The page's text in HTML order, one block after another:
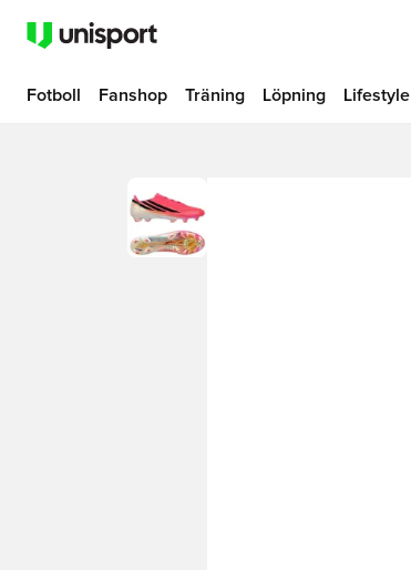
Fotboll Fanshop Träning Löpning Lifestyle